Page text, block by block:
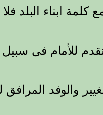
كلمة ابناء البلد
للأمام في سبيل
والوفد